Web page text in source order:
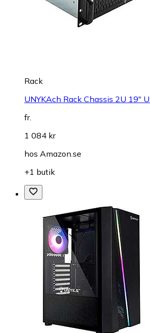
Rack
UNYKAch Rack Chassis 2U 19"
fr.
1 084 kr
hos Amazon.se
+1 butik